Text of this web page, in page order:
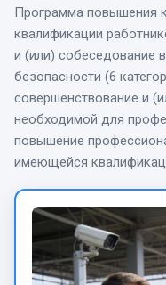
Программа повышения
квалификации
и (или) собеседование
безопасности (6
совершенствование и
необходимой для
повышение
имеющейся